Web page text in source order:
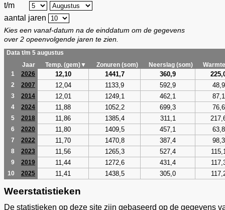
t/m
aantal jaren
Kies een vanaf-datum na de einddatum om de gegevens
over 2 opeenvolgende jaren te zien.
Data t/m 5 augustus
Jaar
Temp. (gem)▼ Zonuren (som) Neerslag (som)
1
2026 12,10 1441,7 360,9
2 2007 12,04 1133,9 592,9 48,9
3 2014 12,01 1249,1 462,1 87,1
4 2024 11,88 1052,2 699,3 76,6
5 2018 11,86 1385,4 311,1
6 2020 11,80 1409,5 457,1 63,8
7 2022 11,70 1470,8 387,4 98,3
8 2023 11,56 1265,3 527,4
9 2019 11,44 1272,6 431,4
10 2025 11,41 1438,5 305,0
Weerstatistieken
De statistieken op deze site zijn gebaseerd op de gegevens